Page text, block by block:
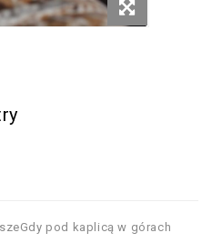
pod kaplicą w górach